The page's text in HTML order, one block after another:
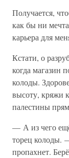
Получается,
как бы ни
карьера для
Кстати, о
когда магазин
колоды.
высоту, кряжи
палестины
— А из чего
торец колоды.
пропахнет.